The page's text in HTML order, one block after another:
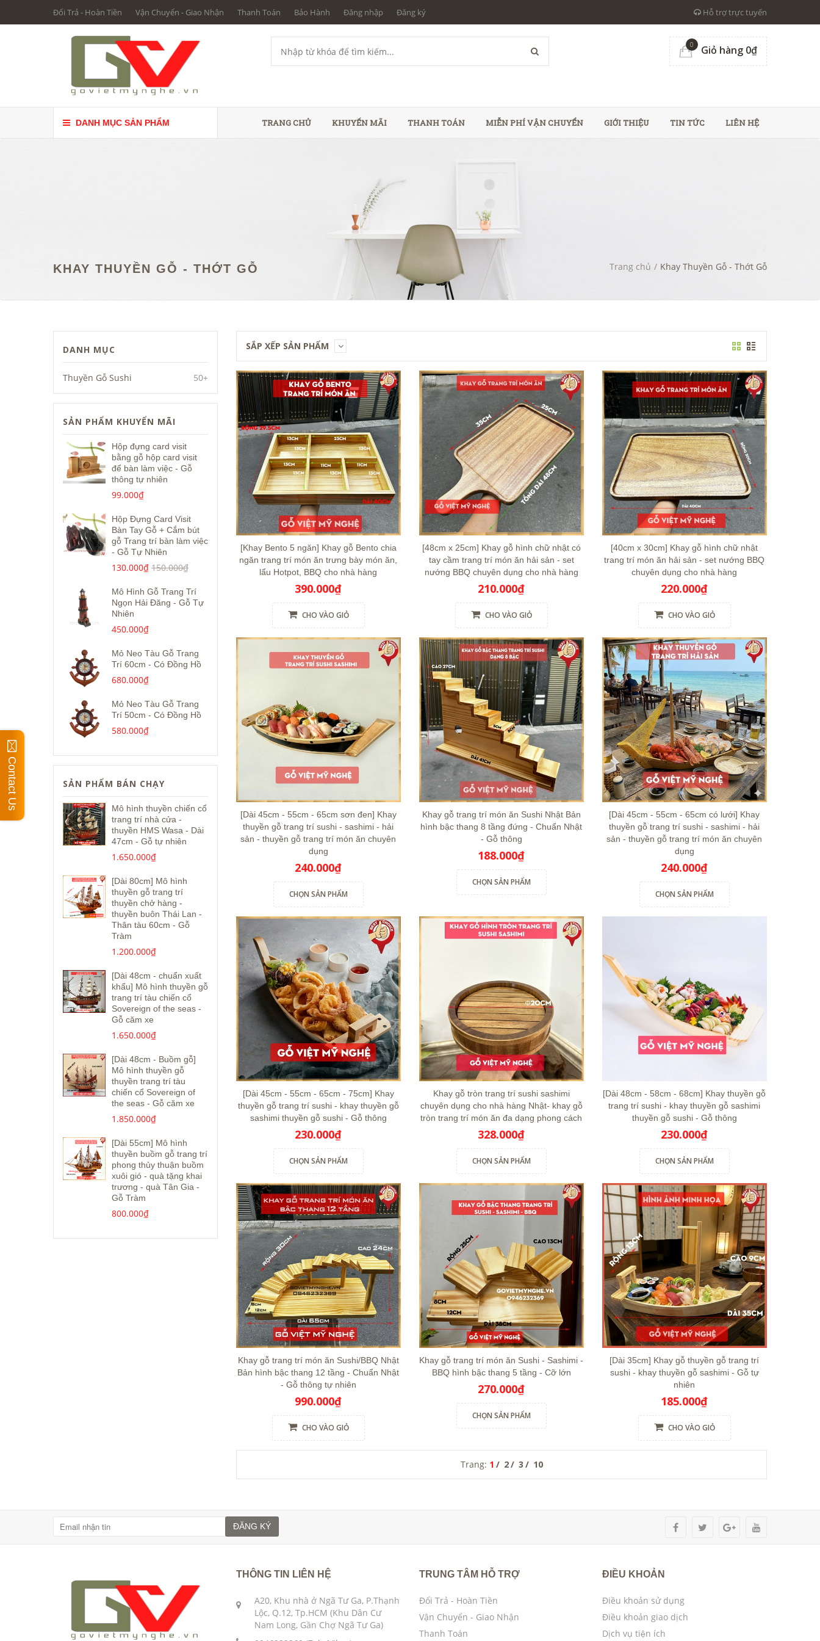
Đổi Trả - Hoàn Tiền Vận Chuyển - Giao Nhận Thanh Toán Bảo Hành Đăng nhập Đăng ký Hỗ trợ trực tuyến
0 Giỏ hàng 0₫
DANH MỤC SẢN PHẨM TRANG CHỦ KHUYẾN MÃI THANH TOÁN MIỄN PHÍ VẬN CHUYỂN GIỚI THIỆU TIN TỨC LIÊN HỆ
KHAY THUYỀN GỖ - THỚT GỖ Trang chủ / Khay Thuyền Gỗ - Thớt Gỗ
SẮP XẾP SẢN PHẨM
[Khay Bento 5 ngăn] Khay gỗ Bento chia
ngăn trang trí món ăn trưng bày món ăn,
lẩu Hotpot, BBQ cho nhà hàng
390.000₫
CHO VÀO GIỎ
[48cm x 25cm] Khay gỗ hình chữ nhật có
tay cầm trang trí món ăn hải sản - set
nướng BBQ chuyên dụng cho nhà hàng
210.000₫
CHO VÀO GIỎ
[40cm x 30cm] Khay gỗ hình chữ nhật
trang trí món ăn hải sản - set nướng BBQ
chuyên dụng cho nhà hàng
220.000₫
CHO VÀO GIỎ
[Dài 45cm - 55cm - 65cm sơn đen] Khay
thuyền gỗ trang trí sushi - sashimi - hải
sản - thuyền gỗ trang trí món ăn chuyên
dụng
240.000₫
CHỌN SẢN PHẨM
Khay gỗ trang trí món ăn Sushi Nhật Bản
hình bậc thang 8 tầng đứng - Chuẩn Nhật
- Gỗ thông
188.000₫
CHỌN SẢN PHẨM
[Dài 45cm - 55cm - 65cm có lưới] Khay
thuyền gỗ trang trí sushi - sashimi - hải
sản - thuyền gỗ trang trí món ăn chuyên
dụng
240.000₫
CHỌN SẢN PHẨM
[Dài 45cm - 55cm - 65cm - 75cm] Khay
thuyền gỗ trang trí sushi - khay thuyền gỗ
sashimi thuyền gỗ sushi - Gỗ thông
230.000₫
CHỌN SẢN PHẨM
Khay gỗ tròn trang trí sushi sashimi
chuyên dụng cho nhà hàng Nhật- khay gỗ
tròn trang trí món ăn đa dạng phong cách
328.000₫
CHỌN SẢN PHẨM
[Dài 48cm - 58cm - 68cm] Khay thuyền gỗ
trang trí sushi - khay thuyền gỗ sashimi
thuyền gỗ sushi - Gỗ thông
230.000₫
CHỌN SẢN PHẨM
Khay gỗ trang trí món ăn Sushi/BBQ Nhật
Bản hình bậc thang 12 tầng - Chuẩn Nhật
- Gỗ thông tự nhiên
990.000₫
CHO VÀO GIỎ
Khay gỗ trang trí món ăn Sushi - Sashimi -
BBQ hình bậc thang 5 tầng - Cỡ lớn
270.000₫
CHỌN SẢN PHẨM
[Dài 35cm] Khay gỗ thuyền gỗ trang trí
sushi - khay thuyền gỗ sashimi - Gỗ tự
nhiên
185.000₫
CHO VÀO GIỎ
Trang: 1 2 3 10
DANH MỤC
Thuyền Gỗ Sushi 50+
SẢN PHẨM KHUYỂN MÃI
Hộp đựng card visit
bằng gỗ hộp card visit
để bàn làm việc - Gỗ
thông tự nhiên
99.000₫
Hộp Đựng Card Visit
Bàn Tay Gỗ + Cắm bút
gỗ Trang trí bàn làm việc
- Gỗ Tự Nhiên
130.000₫ 150.000₫
Mô Hình Gỗ Trang Trí
Ngọn Hải Đăng - Gỗ Tự
Nhiên
450.000₫
Mỏ Neo Tàu Gỗ Trang
Trí 60cm - Có Đồng Hồ
680.000₫
Mỏ Neo Tàu Gỗ Trang
Trí 50cm - Có Đồng Hồ
580.000₫
SẢN PHẨM BÁN CHẠY
Mô hình thuyền chiến cổ
trang trí nhà cửa -
thuyền HMS Wasa - Dài
47cm - Gỗ tự nhiên
1.650.000₫
[Dài 80cm] Mô hình
thuyền gỗ trang trí
thuyền chở hàng -
thuyền buôn Thái Lan -
Thân tàu 60cm - Gỗ
Tràm
1.200.000₫
[Dài 48cm - chuẩn xuất
khẩu] Mô hình thuyền gỗ
trang trí tàu chiến cổ
Sovereign of the seas -
Gỗ căm xe
1.650.000₫
[Dài 48cm - Buồm gỗ]
Mô hình thuyền gỗ
thuyền trang trí tàu
chiến cổ Sovereign of
the seas - Gỗ căm xe
1.850.000₫
[Dài 55cm] Mô hình
thuyền buồm gỗ trang trí
phong thủy thuận buồm
xuôi gió - quà tặng khai
trương - quà Tân Gia -
Gỗ Tràm
800.000₫
ĐĂNG KÝ
THÔNG TIN LIÊN HỆ
A20, Khu nhà ở Ngã Tư Ga, P.Thạnh
Lộc, Q.12, Tp.HCM (Khu Dân Cư
Nam Long, Gần Chợ Ngã Tư Ga)
TRUNG TÂM HỖ TRỢ
Đổi Trả - Hoàn Tiền
Vận Chuyển - Giao Nhận
Thanh Toán
ĐIỀU KHOẢN
Điều khoản sử dụng
Điều khoản giao dịch
Dịch vụ tiện ích
Contact Us